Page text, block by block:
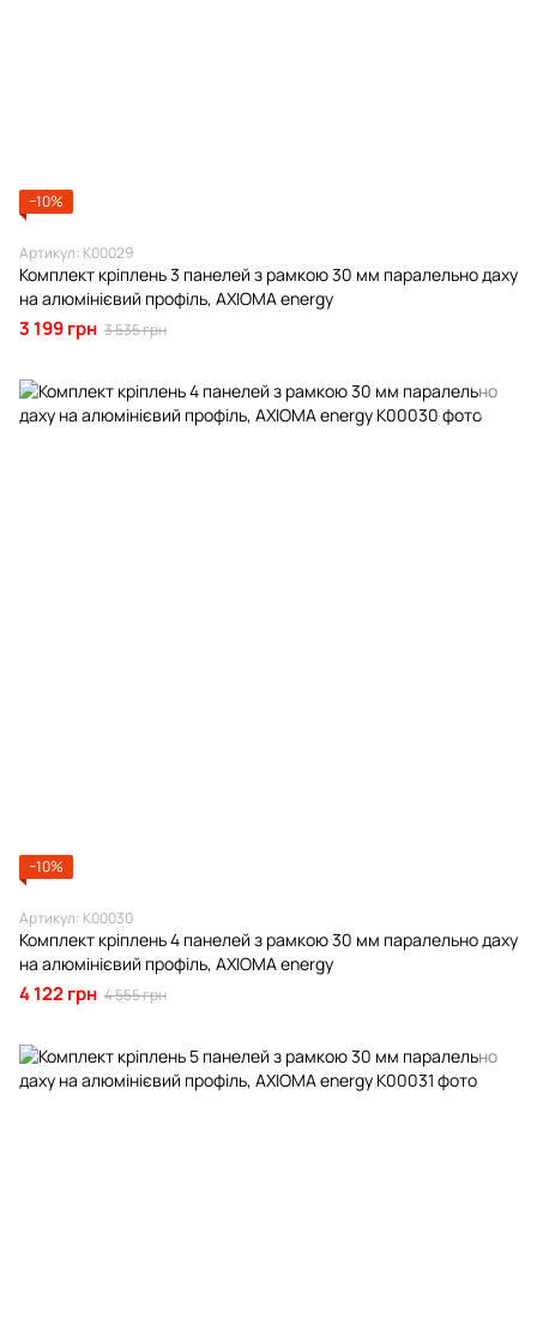
−10%
Артикул: К00029
Комплект кріплень 3 панелей з рамкою 30 мм паралельно даху
на алюмінієвий профіль, AXIOMA energy
3 199 грн 3 535 грн
−10%
Артикул: К00030
Комплект кріплень 4 панелей з рамкою 30 мм паралельно даху
на алюмінієвий профіль, AXIOMA energy
4 122 грн 4 555 грн